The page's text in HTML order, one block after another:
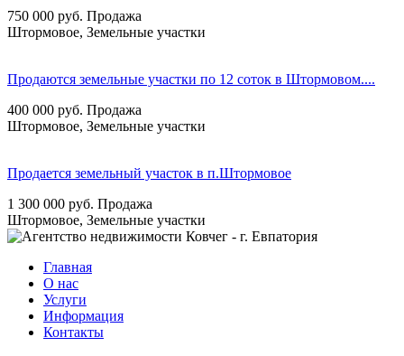
750 000 руб. Продажа
Штормовое, Земельные участки
Продаются земельные участки по 12 соток в Штормовом....
400 000 руб. Продажа
Штормовое, Земельные участки
Продается земельный участок в п.Штормовое
1 300 000 руб. Продажа
Штормовое, Земельные участки
Главная
О нас
Услуги
Информация
Контакты